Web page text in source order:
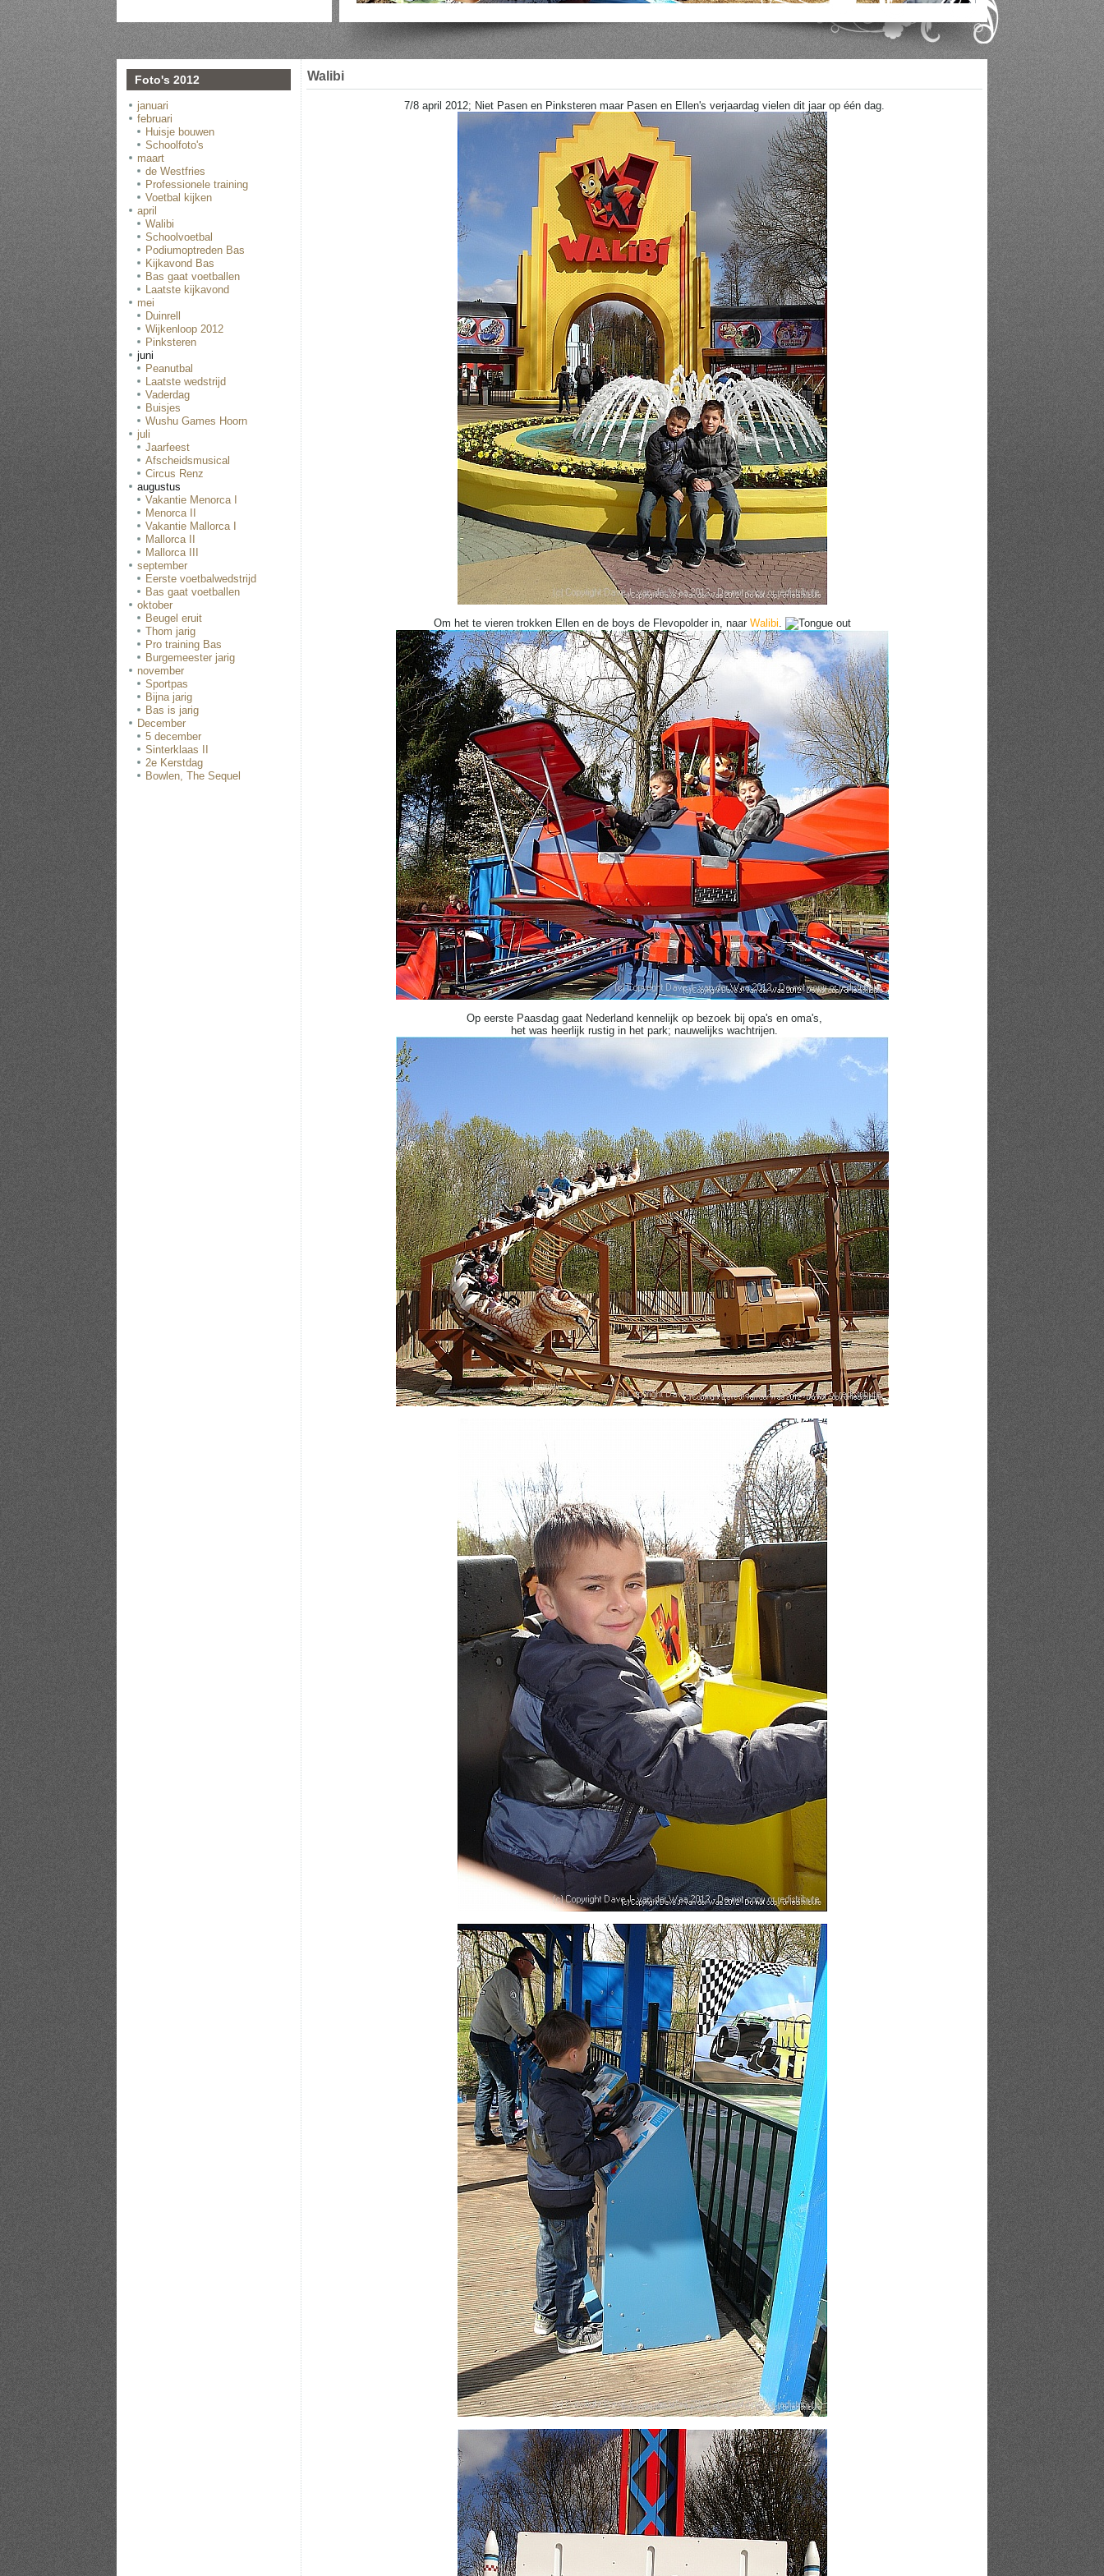
Foto's 2012
januari
februari
Huisje bouwen
Schoolfoto's
maart
de Westfries
Professionele training
Voetbal kijken
april
Walibi
Schoolvoetbal
Podiumoptreden Bas
Kijkavond Bas
Bas gaat voetballen
Laatste kijkavond
mei
Duinrell
Wijkenloop 2012
Pinksteren
juni
Peanutbal
Laatste wedstrijd
Vaderdag
Buisjes
Wushu Games Hoorn
juli
Jaarfeest
Afscheidsmusical
Circus Renz
augustus
Vakantie Menorca I
Menorca II
Vakantie Mallorca I
Mallorca II
Mallorca III
september
Eerste voetbalwedstrijd
Bas gaat voetballen
oktober
Beugel eruit
Thom jarig
Pro training Bas
Burgemeester jarig
november
Sportpas
Bijna jarig
Bas is jarig
December
5 december
Sinterklaas II
2e Kerstdag
Bowlen, The Sequel
Walibi
7/8 april 2012; Niet Pasen en Pinksteren maar Pasen en Ellen's verjaardag vielen dit jaar op één dag.
Om het te vieren trokken Ellen en de boys de Flevopolder in, naar Walibi.
Op eerste Paasdag gaat Nederland kennelijk op bezoek bij opa's en oma's,
het was heerlijk rustig in het park; nauwelijks wachtrijen.